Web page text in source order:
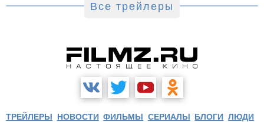
Все трейлеры
ТРЕЙЛЕРЫ НОВОСТИ ФИЛЬМЫ СЕРИАЛЫ БЛОГИ ЛЮДИ